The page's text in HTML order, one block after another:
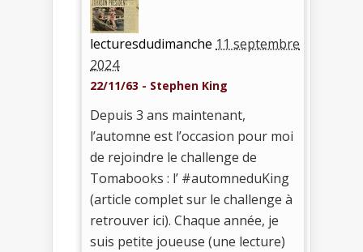
lecturesdudimanche 11 septembre
2024
22/11/63 - Stephen King
Depuis 3 ans maintenant,
l’automne est l’occasion pour moi
de rejoindre le challenge de
Tomabooks : l’ #automneduKing
(article complet sur le challenge à
retrouver ici). Chaque année, je
suis petite joueuse (une lecture)